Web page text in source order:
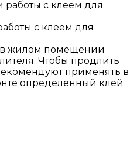
с клеем для
жилом помещении
Чтобы продлить
применять в
определенный клей